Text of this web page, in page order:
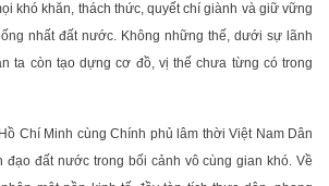
khó khăn, thách thức, quyết chí giành và giữ vững
nhất đất nước. Không những thế, dưới sự lãnh
ta còn tạo dựng cơ đồ, vị thế chưa từng có trong
Chí Minh cùng Chính phủ lâm thời Việt Nam Dân
đạo đất nước trong bối cảnh vô cùng gian khó. Về